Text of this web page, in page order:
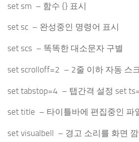
set sm – 함수 {} 표시
set sc – 완성중인 명령어 표시
set scs – 똑똑한 대소문자 구별
set scrolloff=2 – 2줄 이하 자동 스
set tabstop=4 – 탭간격 설정 set
set title – 타이틀바에 편집중인 파
set visualbell – 경고 소리를 화면